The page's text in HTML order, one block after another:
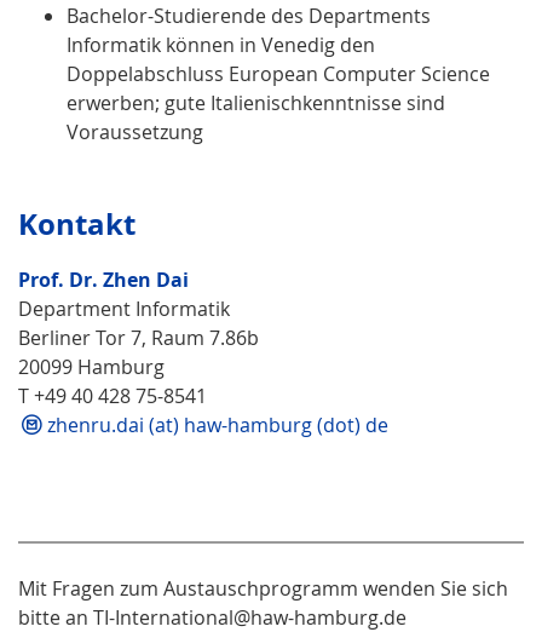
Bachelor-Studierende des Departments
Informatik können in Venedig den
Doppelabschluss European Computer Science
erwerben; gute Italienischkenntnisse sind
Voraussetzung
Kontakt
Prof. Dr. Zhen Dai
Department Informatik
Berliner Tor 7, Raum 7.86b
20099 Hamburg
T +49 40 428 75-8541
zhenru.dai (at) haw-hamburg (dot) de
Mit Fragen zum Austauschprogramm wenden Sie sich
bitte an TI-International@haw-hamburg.de